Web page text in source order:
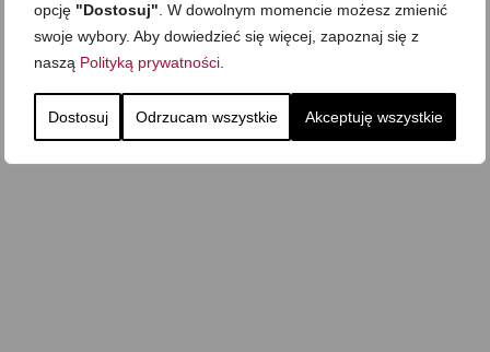
opcję "Dostosuj" . W dowolnym momencie możesz zmienić
swoje wybory. Aby dowiedzieć się więcej, zapoznaj się z
naszą Polityką prywatności
Dostosuj Odrzucam wszystkie Akceptuję wszystkie